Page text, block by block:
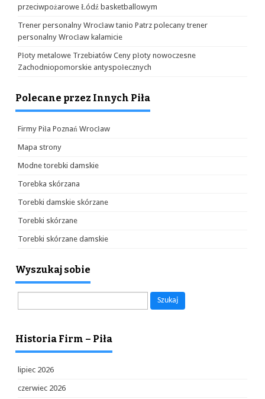
przeciwpożarowe Łódź basketballowym
Trener personalny Wrocław tanio Patrz polecany trener
personalny Wrocław kalamicie
Płoty metalowe Trzebiatów Ceny płoty nowoczesne
Zachodniopomorskie antyspołecznych
Polecane przez Innych Piła
Firmy Piła Poznań Wrocław
Mapa strony
Modne torebki damskie
Torebka skórzana
Torebki damskie skórzane
Torebki skórzane
Torebki skórzane damskie
Wyszukaj sobie
Historia Firm – Piła
lipiec 2026
czerwiec 2026